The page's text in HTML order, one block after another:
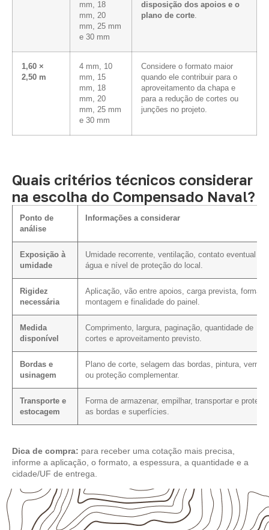
mm, 18
mm, 20
mm, 25 mm
e 30 mm
disposição dos apoios e o
plano de corte.
1,60 ×
2,50 m
4 mm, 10
mm, 15
mm, 18
mm, 20
mm, 25 mm
e 30 mm
Considere o formato maior
quando ele contribuir para o
aproveitamento da chapa e
para a redução de cortes ou
junções no projeto.
Quais critérios técnicos considerar
na escolha do Compensado Naval?
Ponto de
análise
Informações a considerar
Exposição à
umidade
Umidade recorrente, ventilação, contato eventual
água e nível de proteção do local.
Rigidez
necessária
Aplicação, vão entre apoios, carga prevista, forma
montagem e finalidade do painel.
Medida
disponível
Comprimento, largura, paginação, quantidade de
cortes e aproveitamento previsto.
Bordas e
usinagem
Plano de corte, selagem das bordas, pintura, verniz
ou proteção complementar.
Transporte e
estocagem
Forma de armazenar, empilhar, transportar e proteger
as bordas e superfícies.
Dica de compra: para receber uma cotação mais precisa,
informe a aplicação, o formato, a espessura, a quantidade e a
cidade/UF de entrega.